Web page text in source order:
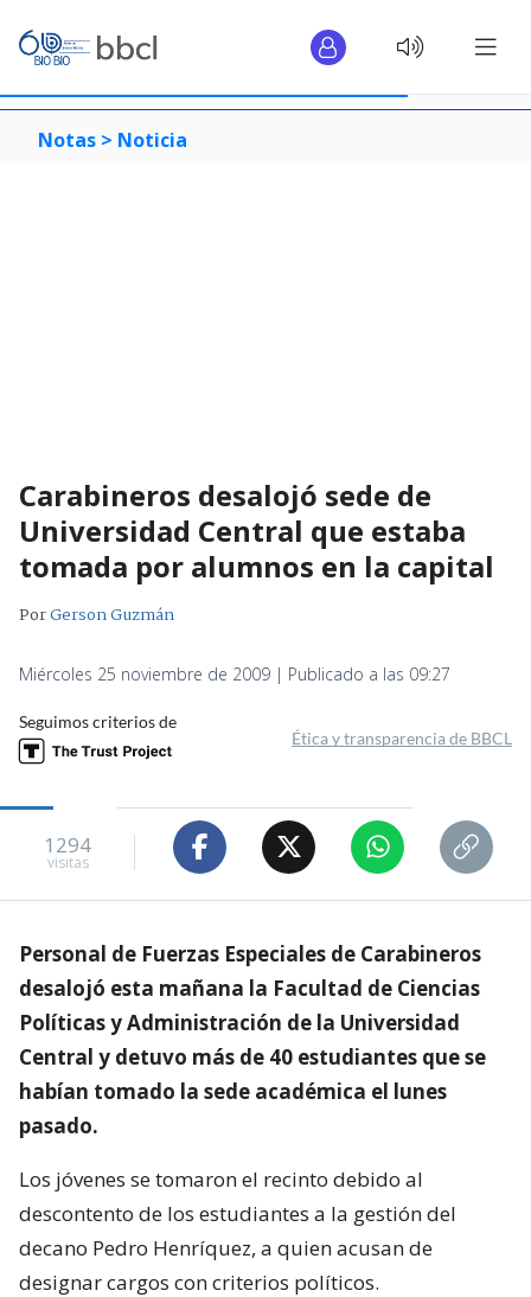
Notas > Noticia
Carabineros desalojó sede de
Universidad Central que estaba
tomada por alumnos en la capital
PorGerson Guzmán
Miércoles 25 noviembre de 2009 | Publicado a las 09:27
Seguimos criterios de
Ética y transparencia de BBCL
1294
visitas
Personal de Fuerzas Especiales de Carabineros
desalojó esta mañana la Facultad de Ciencias
Políticas y Administración de la Universidad
Central y detuvo más de 40 estudiantes que se
habían tomado la sede académica el lunes
pasado.
Los jóvenes se tomaron el recinto debido al
descontento de los estudiantes a la gestión del
decano Pedro Henríquez, a quien acusan de
designar cargos con criterios políticos.